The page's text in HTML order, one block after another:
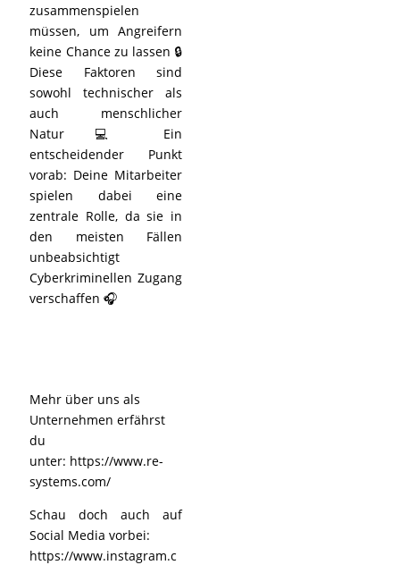
zusammenspielen
müssen, um Angreifern
keine Chance zu lassen 🔒
Diese Faktoren sind
sowohl technischer als
auch menschlicher
Natur 💻 Ein
entscheidender Punkt
vorab: Deine Mitarbeiter
spielen dabei eine
zentrale Rolle, da sie in
den meisten Fällen
unbeabsichtigt
Cyberkriminellen Zugang
verschaffen 🎧
Mehr über uns als
Unternehmen erfährst
du
unter: https://www.re-
systems.com/
Schau doch auch auf
Social Media vorbei:
https://www.instagram.c